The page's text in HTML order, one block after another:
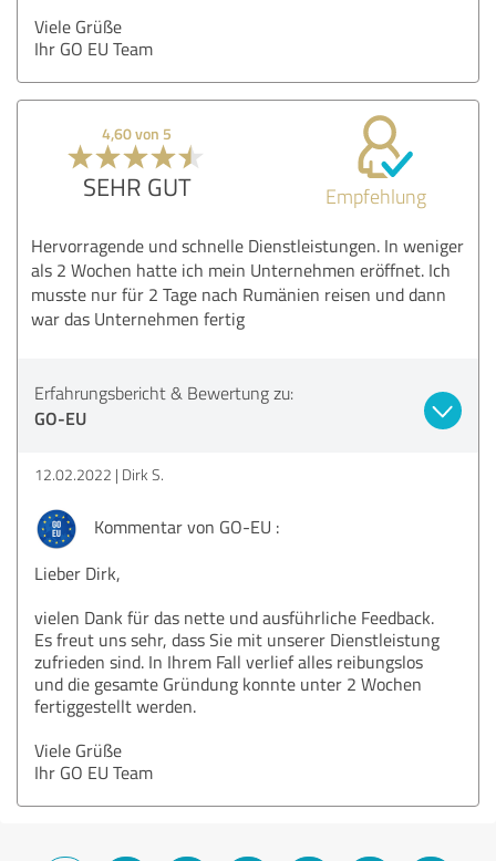
Viele Grüße
Ihr GO EU Team
4,60 von 5
SEHR GUT Empfehlung
Hervorragende und schnelle Dienstleistungen. In weniger
als 2 Wochen hatte ich mein Unternehmen eröffnet. Ich
musste nur für 2 Tage nach Rumänien reisen und dann
war das Unternehmen fertig
Erfahrungsbericht & Bewertung zu:
GO-EU
12.02.2022 Dirk S.
Kommentar von GO-EU :
Lieber Dirk,
vielen Dank für das nette und ausführliche Feedback.
Es freut uns sehr, dass Sie mit unserer Dienstleistung
zufrieden sind. In Ihrem Fall verlief alles reibungslos
und die gesamte Gründung konnte unter 2 Wochen
fertiggestellt werden.
Viele Grüße
Ihr GO EU Team